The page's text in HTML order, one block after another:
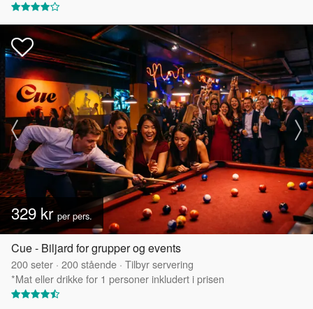
329 kr per pers.
Cue - Biljard for grupper og events
200seter · 200stående · Tilbyr servering
*Mat eller drikke for 1 personer inkludert i prisen